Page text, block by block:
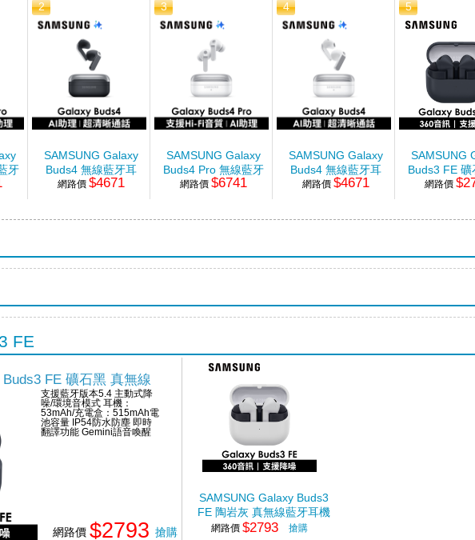
牙
2
SAMSUNG Galaxy
Buds4 無線藍牙耳
機 曜石黑
網路價 $4671
3
SAMSUNG Galaxy
Buds4 Pro 無線藍牙
耳機 極光白
網路價 $6741
4
SAMSUNG Galaxy
Buds4 無線藍牙耳
機 極光白
網路價 $4671
5
SAMSUNG
Buds3 FE 礦
無線藍牙
網路價
FE
FE 礦石黑 真無線
支援藍牙版本5.4 主動式降
噪/環境音模式 耳機：
53mAh/充電盒：515mAh電
池容量 IP54防水防塵 即時
翻譯功能 Gemini語音喚醒
網路價 $2793 搶購
SAMSUNG Galaxy Buds3
FE 陶岩灰 真無線藍牙耳機
網路價 $2793 搶購